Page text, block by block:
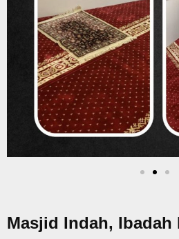
Masjid Indah, Ibadah